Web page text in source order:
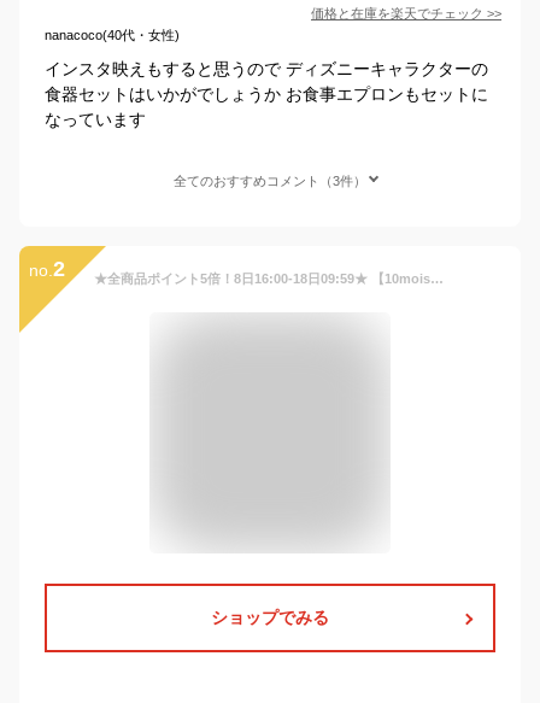
価格と在庫を楽天でチェック >>
nanacoco(40代・女性)
インスタ映えもすると思うので ディズニーキャラクターの
食器セットはいかがでしょうか お食事エプロンもセットに
なっています
全てのおすすめコメント（3件）
no. 2 ★全商品ポイント5倍！8日16:00-18日09:59★ 【10mois 公式】mamamanma(マママンマ) プレートセット ピンク・フレンチバニラ・ブルー・トープ / 10mois ディモワ [離乳食 出産祝い ベビーギフト 食器 お食事 赤ちゃん 日本製 イエロー グレー 男の子 女の子 お食い初め]
ショップでみる